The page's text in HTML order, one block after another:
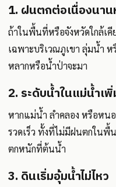
1. ฝนตกต่อเนื่องนา
ถ้าในพื้นที่หรือจังหวัดใกล้เ
เฉพาะบริเวณภูเขา ลุ่มน้ำ
หลากหรือน้ำป่าจะมา
2. ระดับน้ำในแม่น้ำเ
หากแม่น้ำ ลำคลอง หรือหน
รวดเร็ว ทั้งที่ไม่มีฝนตกในพื้
ตกหนักที่ต้นน้ำ
3. ดินเริ่มอุ้มน้ำไม่ไหว